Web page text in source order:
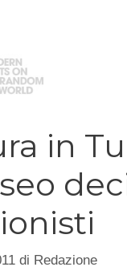
in
di Redazione